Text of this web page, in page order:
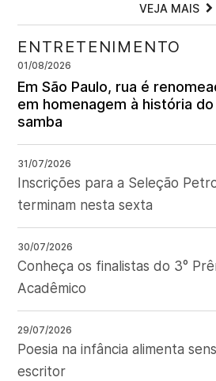
VEJA MAIS
ENTRETENIMENTO
01/08/2026
Em São Paulo, rua é
em homenagem à história do
samba
31/07/2026
Inscrições para a Seleção
terminam nesta sexta
30/07/2026
Conheça os finalistas do 3° Prêmio Jabuti
Acadêmico
29/07/2026
Poesia na infância alimenta
escritor